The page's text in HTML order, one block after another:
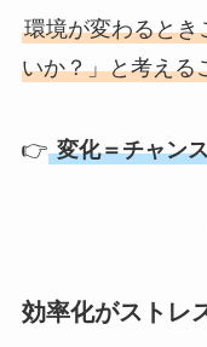
環境が変わるとき
いか？」と考える
👉 変化＝チャン
効率化がストレ